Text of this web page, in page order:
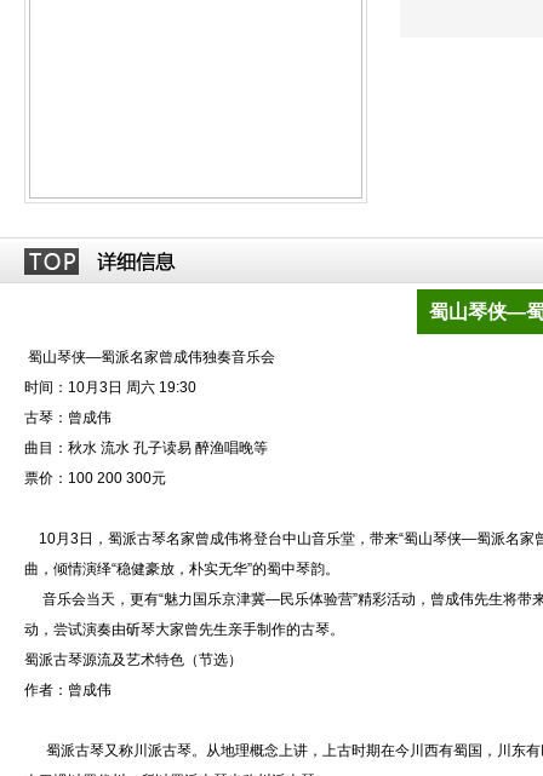
蜀山琴侠—
蜀山琴侠—蜀派名家曾成伟独奏音乐会
时间：10月3日 周六 19:30
古琴：曾成伟
曲目：秋水 流水 孔子读易 醉渔唱晚等
票价：100 200 300元
10月3日，蜀派古琴名家曾成伟将登台中山音乐堂，带来“蜀山琴侠—蜀派名家
曲，倾情演绎“稳健豪放，朴实无华”的蜀中琴韵。
音乐会当天，更有“魅力国乐京津冀—民乐体验营”精彩活动，曾成伟先生将带
动，尝试演奏由斫琴大家曾先生亲手制作的古琴。
蜀派古琴源流及艺术特色（节选）
作者：曾成伟
蜀派古琴又称川派古琴。从地理概念上讲，上古时期在今川西有蜀国，川东有